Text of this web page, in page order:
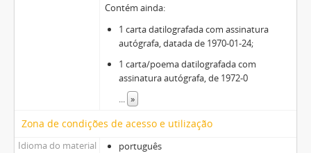
Contém ainda:
1 carta datilografada com assinatura
autógrafa, datada de 1970-01-24;
1 carta/poema datilografada com
assinatura autógrafa, de 1972-0
... »
Zona de condições de acesso e utilização
Idioma do material
português